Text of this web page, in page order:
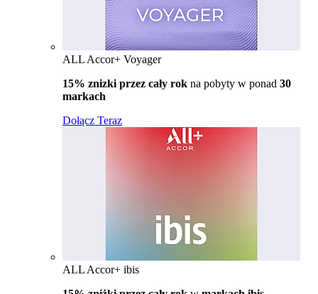
ALL Accor+ Voyager
15% znizki przez cały rok na pobyty w ponad 30
markach
Dołącz Teraz
ALL Accor+ ibis